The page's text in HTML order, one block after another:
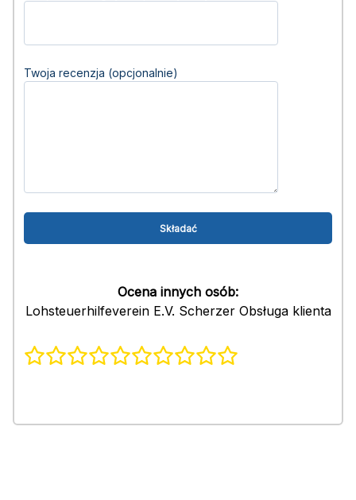
Twoja recenzja (opcjonalnie)
Ocena innych osób:
Lohsteuerhilfeverein E.V. Scherzer Obsługa klienta